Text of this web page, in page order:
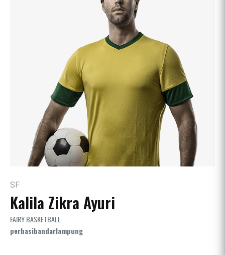
SF
Kalila Zikra Ayuri
FAIRY BASKETBALL
perbasibandarlampung